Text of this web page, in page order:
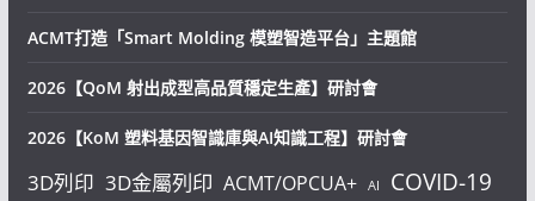
ACMT打造「Smart Molding 模塑智造平台」主題館
2026【QoM 射出成型高品質穩定生產】研討會
2026【KoM 塑料基因智識庫與AI知識工程】研討會
3D列印 3D金屬列印 ACMT/OPCUA+ AI COVID-19